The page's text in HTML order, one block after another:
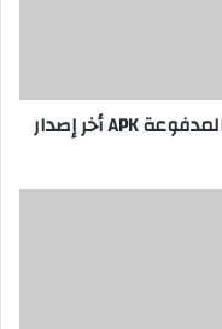
تحميل Busuu مهكر 2025 النسخة المدفوعة APK أخر إصدار